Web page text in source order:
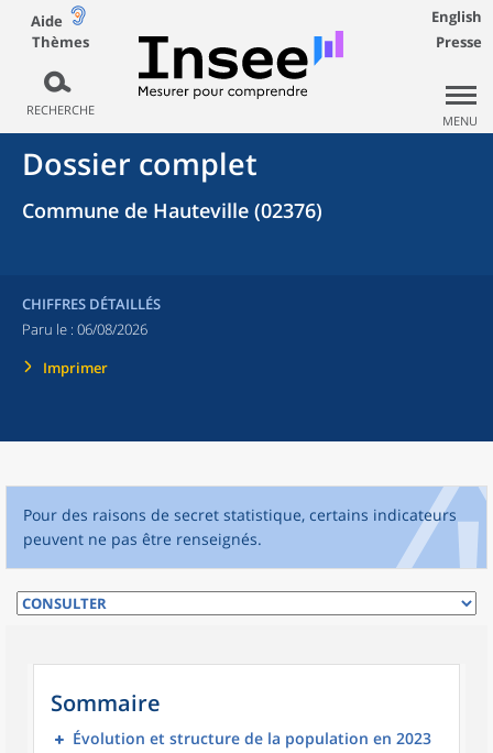
Aide
Thèmes
RECHERCHE
English
Presse
MENU
Dossier complet
Commune de Hauteville (02376)
CHIFFRES DÉTAILLÉS
Paru le : 06/08/2026
Imprimer
Pour des raisons de secret statistique, certains indicateurs
peuvent ne pas être renseignés.
Sommaire
Évolution et structure de la population en 2023